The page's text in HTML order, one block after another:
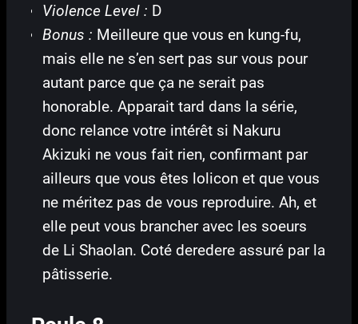
Violence Level : D
Bonus : Meilleure que vous en kung-fu,
mais elle ne s’en sert pas sur vous pour
autant parce que ça ne serait pas
honorable. Apparait tard dans la série,
donc relance votre intérêt si Nakuru
Akizuki ne vous fait rien, confirmant par
ailleurs que vous êtes lolicon et que vous
ne méritez pas de vous reproduire. Ah, et
elle peut vous brancher avec les soeurs
de Li Shaolan. Coté deredere assuré par la
pâtisserie.